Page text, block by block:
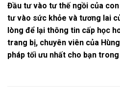
Đầu tư vào tư thế ngồi của
tư vào sức khỏe và tương lai
lòng để lại thông tin cấp học
trang bị, chuyên viên của
pháp tối ưu nhất cho bạn